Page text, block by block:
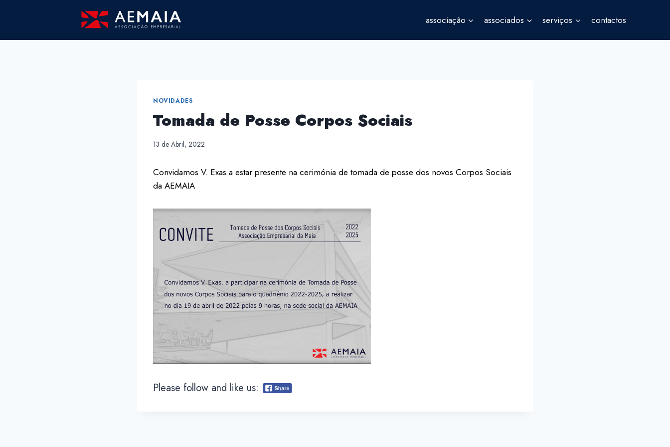
associação associados serviços contactos
NOVIDADES
Tomada de Posse Corpos Sociais
13 de Abril, 2022
Convidamos V. Exas a estar presente na cerimónia de tomada de posse dos novos Corpos Sociais
da AEMAIA
Please follow and like us: